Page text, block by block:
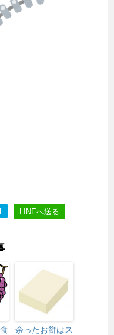
LINEへ送る
余ったお餅はス